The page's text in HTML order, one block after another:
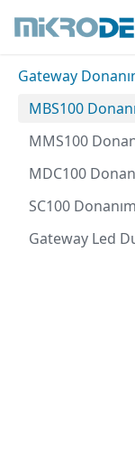
Gateway
MBS100
MMS100
MDC100
SC100
Gateway Led